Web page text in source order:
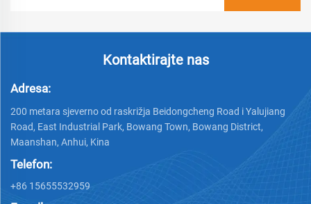
Kontaktirajte nas
Adresa:
200 metara sjeverno od raskrižja Beidongcheng Road i Yalujiang
Road, East Industrial Park, Bowang Town, Bowang District,
Maanshan, Anhui, Kina
Telefon:
+86 15655532959